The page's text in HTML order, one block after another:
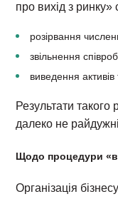
про вихід з ринку»
розірвання
звільнення
виведення активів
Результати такого
далеко не
Щодо процедури
Організація